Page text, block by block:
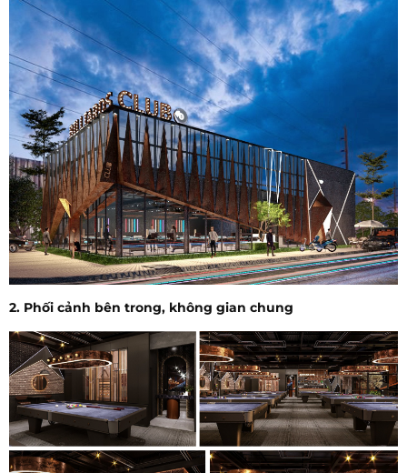
2. Phối cảnh bên trong, không gian chung